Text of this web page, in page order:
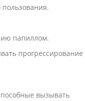
папиллом.
прогрессирование
вызывать